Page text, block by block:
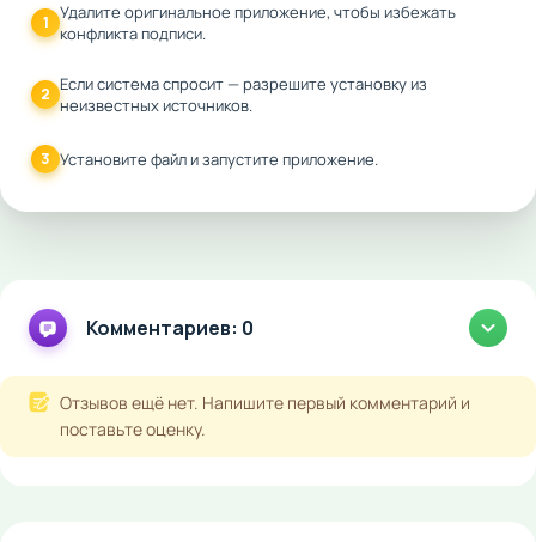
1 Удалите оригинальное приложение, чтобы избежать
конфликта подписи.
2 Если система спросит — разрешите установку из
неизвестных источников.
3 Установите файл и запустите приложение.
Комментариев: 0
Отзывов ещё нет. Напишите первый комментарий и
поставьте оценку.